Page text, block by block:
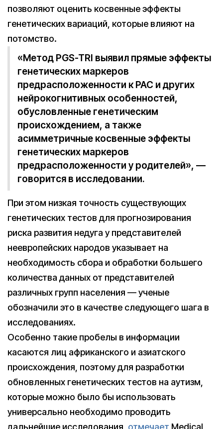
позволяют оценить косвенные эффекты
генетических вариаций, которые влияют на
потомство.
«Метод PGS-TRI выявил прямые эффекты
генетических маркеров
предрасположенности к РАС и других
нейрокогнитивных особенностей,
обусловленные генетическим
происхождением, а также
асимметричные косвенные эффекты
генетических маркеров
предрасположенности у родителей», —
говорится в исследовании.
При этом низкая точность существующих
генетических тестов для прогнозирования
риска развития недуга у представителей
неевропейских народов указывает на
необходимость сбора и обработки большего
количества данных от представителей
различных групп населения — ученые
обозначили это в качестве следующего шага в
исследованиях.
Особенно такие пробелы в информации
касаются лиц африканского и азиатского
происхождения, поэтому для разработки
обновленных генетических тестов на аутизм,
которые можно было бы использовать
универсально необходимо проводить
дальнейшие исследования, отмечает Medical